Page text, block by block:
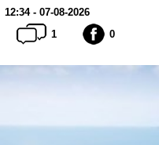
12:34 - 07-08-2026
1
0